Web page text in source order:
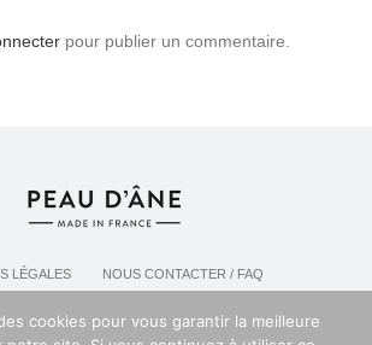
pour publier un commentaire.
LÉGALES
NOUS CONTACTER / FAQ
DE CONFIDENTIALITÉ
cookies pour vous garantir la meilleure